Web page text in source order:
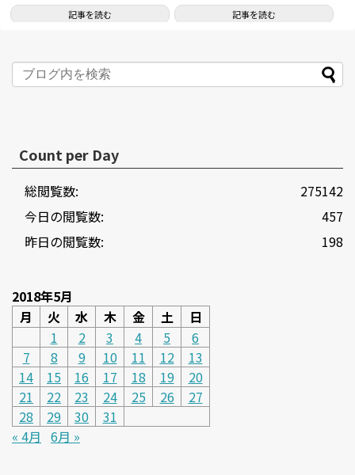
プロ...
記事を読む
射日光が室外...
記事を読む
Count per Day
275142
総閲覧数:
457
今日の閲覧数:
198
昨日の閲覧数:
2018年5月
月
火 水 木 金 土
日
1
2 3 4 5
6
7
8 9 10 11 12
13
14
15 16 17 18 19
20
21
22 23 24 25 26
27
28
29 30
31
« 4月 6月 »